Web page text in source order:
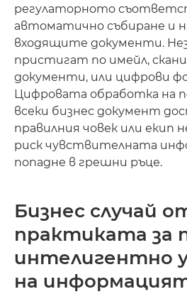
регулаторното
автоматично събиране и
входящите документи.
пристигат по имейл,
документи, или цифрови
Цифровата обработка на
всеки бизнес документ
правилния човек или екип
риск чувствителната
попадне в грешни ръце.
Бизнес случай
практиката за
интелигентно
на